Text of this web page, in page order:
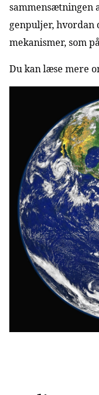
sammensætningen
genpuljer, hvordan
mekanismer, som
Du kan læse mere